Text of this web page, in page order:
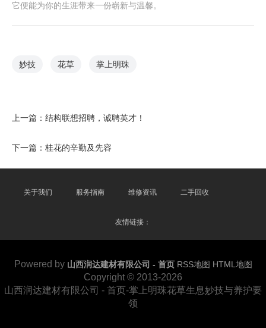
它便能为你的生涯带来一份崭新与温馨。
妙技 花草 掌上明珠
上一篇： 结构联想招聘，诚聘英才！
下一篇： 桂花的辛勤及先容
关于我们 服务指南 维修资讯 二手回收
友情链接：
Powered by 山西润达建材有限公司 - 首页 RSS地图 HTML地图
Copyright © 2013-2026
山西润达建材有限公司 - 首页-掌上明珠花草生息妙技与养护要
领